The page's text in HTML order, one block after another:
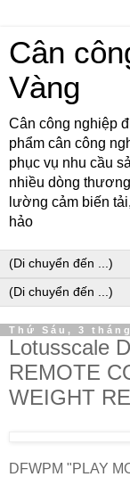
Cân
Vàng
Cân công nghiệp
phẩm cân công
phục vụ nhu cầu
nhiều dòng
lường cảm biến
hảo
Thứ Sáu, 3
Lotusscale
REMOTE
WEIGHT
DFWPM "PLAY